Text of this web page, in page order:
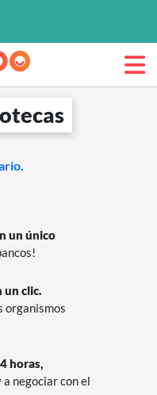
un único
un clic.
organismos
horas,
negociar con el